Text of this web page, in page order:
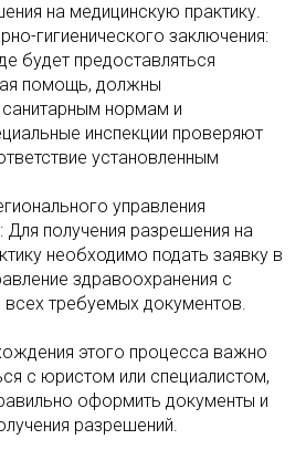
на медицинскую практику.
гигиенического заключения:
будет предоставляться
помощь, должны
нормам и
инспекции проверяют
установленным
управления
Для получения разрешения на
необходимо подать заявку в
здравоохранения с
всех требуемых документов.
этого процесса важно
с юристом или специалистом,
оформить документы и
разрешений.